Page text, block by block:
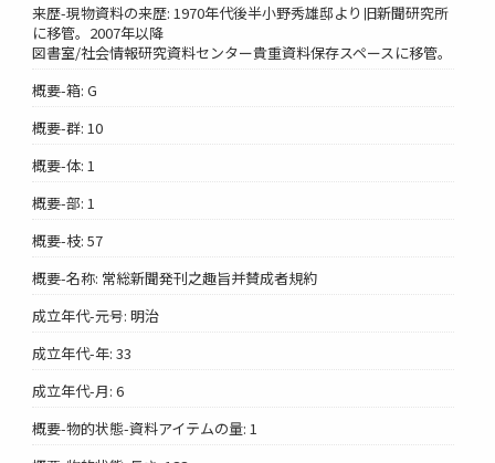
来歴-現物資料の来歴: 1970年代後半小野秀雄邸より旧新聞研究所
に移管。2007年以降
図書室/社会情報研究資料センター貴重資料保存スペースに移管。
概要-箱: G
概要-群: 10
概要-体: 1
概要-部: 1
概要-枝: 57
概要-名称: 常総新聞発刊之趣旨并賛成者規約
成立年代-元号: 明治
成立年代-年: 33
成立年代-月: 6
概要-物的状態-資料アイテムの量: 1